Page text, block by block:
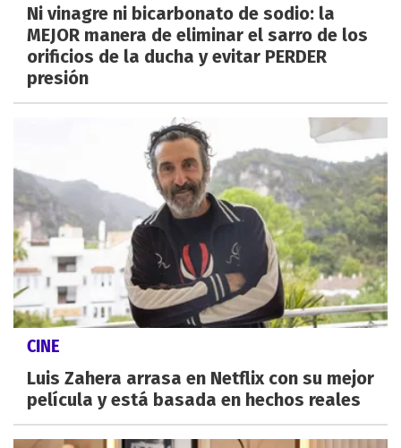
Ni vinagre ni bicarbonato de sodio: la
MEJOR manera de eliminar el sarro de los
orificios de la ducha y evitar PERDER
presión
CINE
Luis Zahera arrasa en Netflix con su mejor
película y está basada en hechos reales